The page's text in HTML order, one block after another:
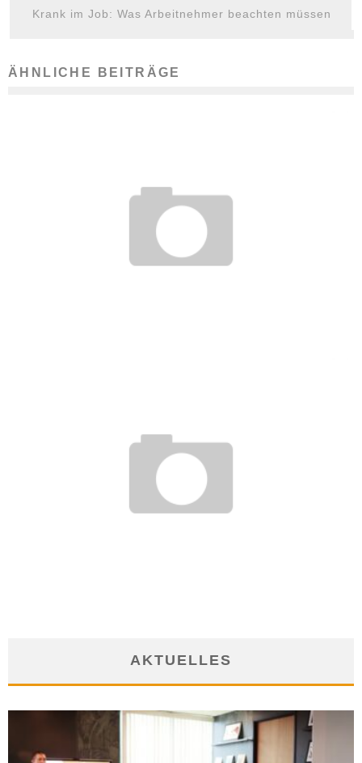
Krank im Job: Was Arbeitnehmer beachten müssen
ÄHNLICHE BEITRÄGE
AKTUELLES